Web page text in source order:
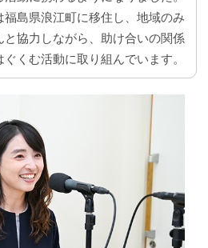
福島県浪江町に移住し、地域のみ
と協力しながら、助け合いの関係
ぐくむ活動に取り組んでいます。